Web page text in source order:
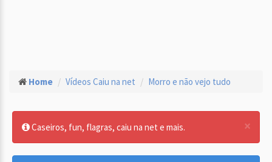
Home Vídeos Caiu na net Morro e não vejo tudo
×
Caseiros, fun, flagras, caiu na net e mais.